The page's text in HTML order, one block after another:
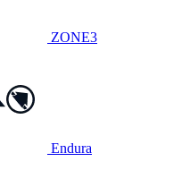
ZONE3
Endura